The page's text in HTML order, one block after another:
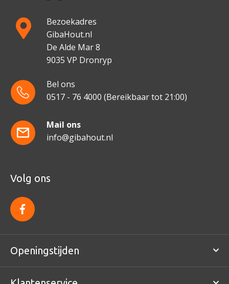
Bezoekadres
GibaHout.nl
De Alde Mar 8
9035 VP Dronryp
Bel ons
0517 - 76 4000 (Bereikbaar tot 21:00)
Mail ons
info@gibahout.nl
Volg ons
f
a
c
e
o
o
Openingstijden